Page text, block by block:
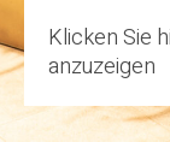
Klicken Sie
anzuzeigen